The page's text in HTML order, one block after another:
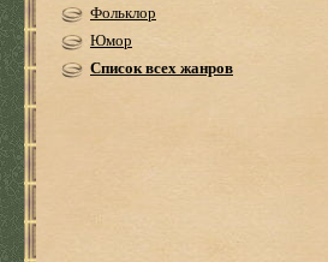
Фольклор
Юмор
Список всех жанров